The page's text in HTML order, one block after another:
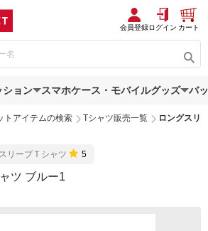
会員登録ログイン カート
ション スマホケース・モバイルグッズ バ
トアイテムの検索 Tシャツ販売一覧 ロングスリ
リーブＴシャツ 5
ツ ブルー1